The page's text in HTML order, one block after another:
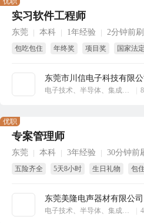
实习软件工程师
东莞 本科 1年经验 2分钟前
包吃包住 年终奖 项目奖 国家法
东莞市川信电子科技有限公
电子技术、半导体、集成电路
立即沟通
专案管理师
东莞 本科 3年经验 30分钟前
五险齐全 5天8小时 生日礼物 包住
东莞美隆电声器材有限公司
电子技术、半导体、集成电路
优职
立即沟通